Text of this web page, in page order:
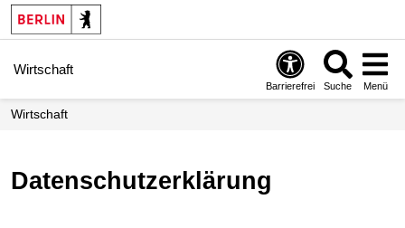
Wirtschaft
Barrierefrei Suche Menü
Wirtschaft
Datenschutzerklärung